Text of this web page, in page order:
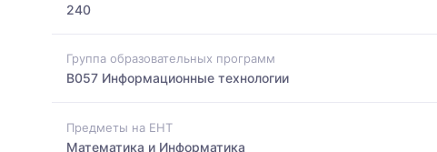
240
Группа образовательных программ
B057 Информационные технологии
Предметы на ЕНТ
Математика и Информатика